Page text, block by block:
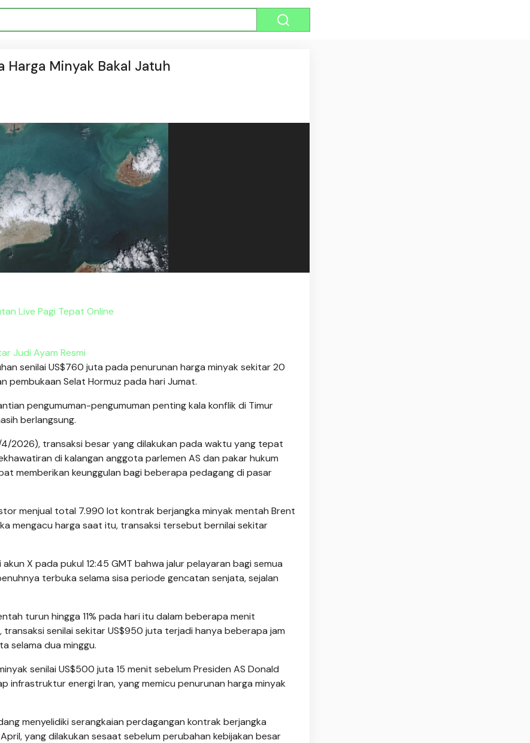
Harga Minyak Bakal Jatuh
Live Pagi Tepat Online
Judi Ayam Resmi
senilai US$760 juta pada penurunan harga minyak sekitar 20
pembukaan Selat Hormuz pada hari Jumat.
pengumuman-pengumuman penting kala konflik di Timur
berlangsung.
2026), transaksi besar yang dilakukan pada waktu yang tepat
di kalangan anggota parlemen AS dan pakar hukum
memberikan keunggulan bagi beberapa pedagang di pasar
menjual total 7.990 lot kontrak berjangka minyak mentah Brent
mengacu harga saat itu, transaksi tersebut bernilai sekitar
X pada pukul 12:45 GMT bahwa jalur pelayaran bagi semua
terbuka selama sisa periode gencatan senjata, sejalan
turun hingga 11% pada hari itu dalam beberapa menit
senilai sekitar US$950 juta terjadi hanya beberapa jam
selama dua minggu.
senilai US$500 juta 15 menit sebelum Presiden AS Donald
infrastruktur energi Iran, yang memicu penurunan harga minyak
menyelidiki serangkaian perdagangan kontrak berjangka
yang dilakukan sesaat sebelum perubahan kebijakan besar